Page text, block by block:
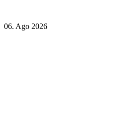
06. Ago 2026